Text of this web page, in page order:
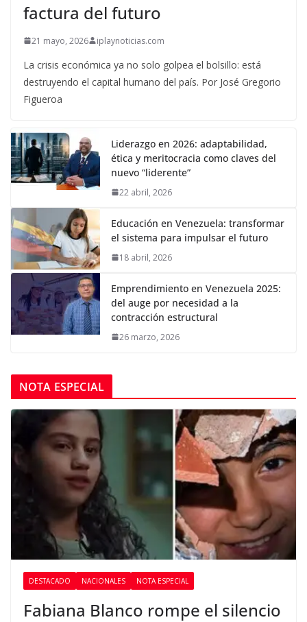
factura del futuro
21 mayo, 2026 iplaynoticias.com
La crisis económica ya no solo golpea el bolsillo: está
destruyendo el capital humano del país. Por José Gregorio
Figueroa
Liderazgo en 2026: adaptabilidad,
ética y meritocracia como claves del
nuevo “liderente”
22 abril, 2026
Educación en Venezuela: transformar
el sistema para impulsar el futuro
18 abril, 2026
Emprendimiento en Venezuela 2025:
del auge por necesidad a la
contracción estructural
26 marzo, 2026
NOTA ESPECIAL
DESTACADO NACIONALES NOTA ESPECIAL
Fabiana Blanco rompe el silencio